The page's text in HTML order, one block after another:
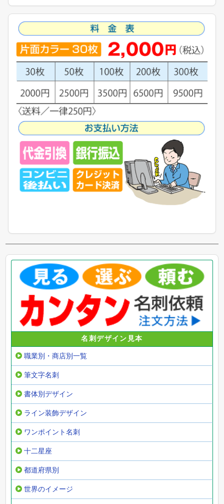
名刺デザイン見本
職業別・商店別一覧
筆文字名刺
書体別デザイン
ライン装飾デザイン
ワンポイント名刺
十二星座
都道府県別
世界のイメージ